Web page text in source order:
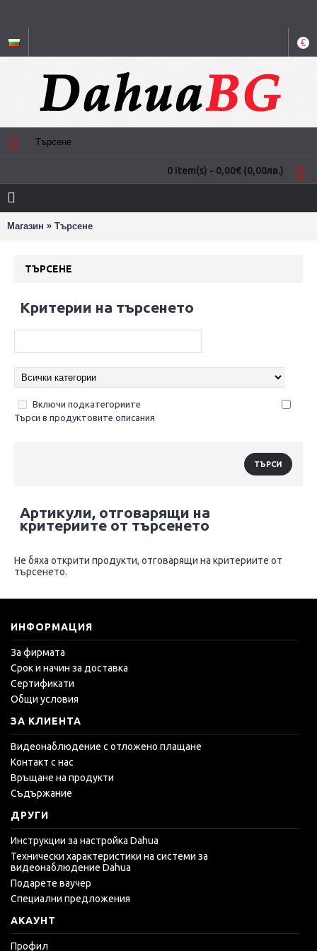
€
0 item(s) - 0,00€ (0,00лв.)
Магазин » Търсене
ТЪРСЕНЕ
Критерии на търсенето
Включи подкатегориите
Търси в продуктовите описания
Артикули, отговарящи на
критериите от търсенето
Не бяха открити продукти, отговарящи на критериите от
търсенето.
ИНФОРМАЦИЯ
За фирмата
Срок и начин за доставка
Сертификати
Общи условия
ЗА КЛИЕНТА
Видеонаблюдение с отложено плащане
Контакт с нас
Връщане на продукти
Съдържание
ДРУГИ
Инструкции за настройка Dahua
Технически характеристики на системи за
видеонаблюдение Dahua
Подарете ваучер
Специални предложения
АКАУНТ
Профил